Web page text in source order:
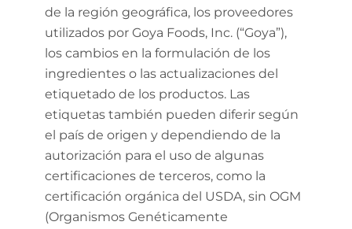
de la región geográfica, los proveedores
utilizados por Goya Foods, Inc. (“Goya”),
los cambios en la formulación de los
ingredientes o las actualizaciones del
etiquetado de los productos. Las
etiquetas también pueden diferir según
el país de origen y dependiendo de la
autorización para el uso de algunas
certificaciones de terceros, como la
certificación orgánica del USDA, sin OGM
(Organismos Genéticamente